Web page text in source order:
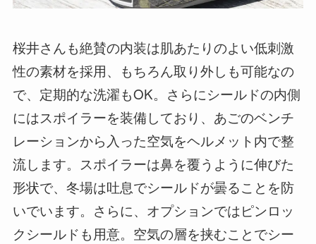
桜井さんも絶賛の内装は肌あたりのよい低刺激
性の素材を採用、もちろん取り外しも可能なの
で、定期的な洗濯もOK。さらにシールドの内側
にはスポイラーを装備しており、あごのベンチ
レーションから入った空気をヘルメット内で整
流します。スポイラーは鼻を覆うように伸びた
形状で、冬場は吐息でシールドが曇ることを防
いでいます。さらに、オプションではピンロッ
クシールドも用意。空気の層を挟むことでシー